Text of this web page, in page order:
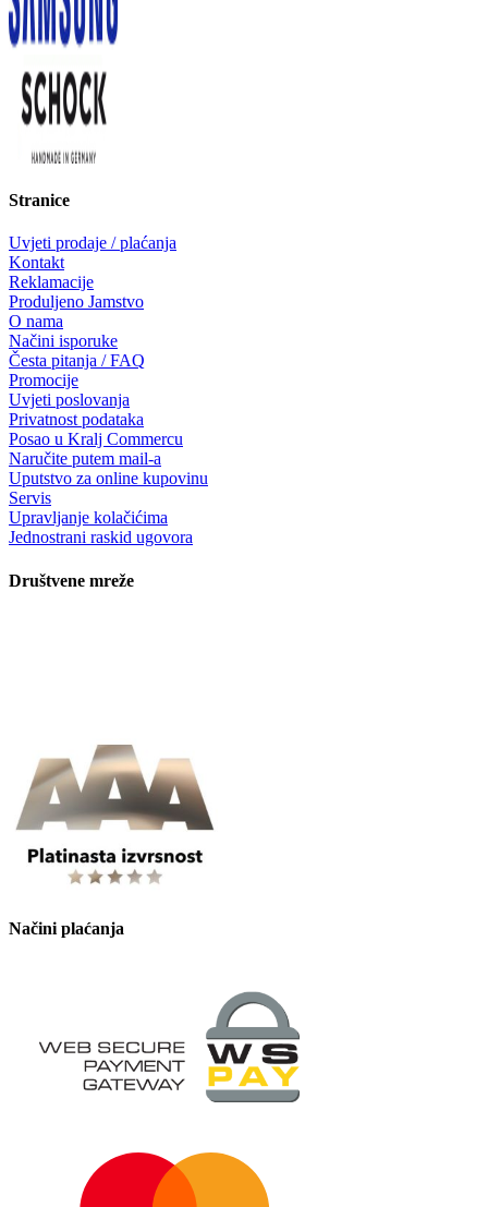
Stranice
Uvjeti prodaje / plaćanja
Kontakt
Reklamacije
Produljeno Jamstvo
O nama
Načini isporuke
Česta pitanja / FAQ
Promocije
Uvjeti poslovanja
Privatnost podataka
Posao u Kralj Commercu
Naručite putem mail-a
Uputstvo za online kupovinu
Servis
Upravljanje kolačićima
Jednostrani raskid ugovora
Društvene mreže
Načini plaćanja